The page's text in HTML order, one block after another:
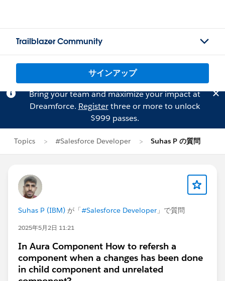
Trailblazer Community
サインアップ
Bring your team and maximize your impact at
Dreamforce. Registerthree or more to unlock
$999 passes.
Topics #Salesforce Developer Suhas P の質問
Suhas P (IBM) が「#Salesforce Developer 」で質問
2025年5月2日 11:21
In Aura Component How to refersh a
component when a changes has been done
in child component and unrelated